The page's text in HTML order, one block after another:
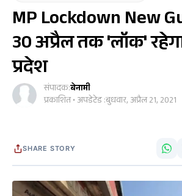
MP Lockdown New
30 अप्रैल तक 'लॉक'
प्रदेश
संपादक:बेनामी
प्रकाशित • अपडेटेड :बुधवार, अप्रैल 21, 2021
SHARE STORY